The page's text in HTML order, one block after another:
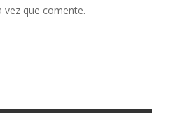
vez que comente.